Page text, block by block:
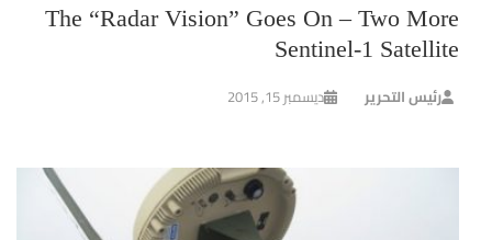
The “Radar Vision” Goes On – Two More
Sentinel-1 Satellite
رئيس التحرير ديسمبر 15, 2015